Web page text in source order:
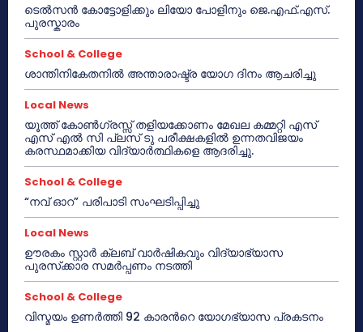
ടെൽസൻ കോട്ടോളിക്കും ലിയോ പോളിനും ജെ.എഫ്.എസ്.
പുരസ്കാരം
School & College
ശാന്തിനികേതനിൽ അന്താരാഷ്ട്ര യോഗ ദിനം ആചരിച്ചു
Local News
യൂത്ത് കോൺഗ്രസ്സ് തളിയക്കോണം മേഖല കമ്മറ്റി എസ്
എസ് എൽ സി പ്ലസ് ടു പരീക്ഷകളിൽ ഉന്നതവിജയം
കരസ്ഥമാക്കിയ വിദ്യാർത്ഥികളെ ആദരിച്ചു.
School & College
“നവ് ഓറ” പരിപാടി സംഘടിപ്പിച്ചു
Local News
ഊരകം സ്റ്റാർ ക്ലബ് വാർഷികവും വിദ്യാഭ്യാസ
പുരസ്‌ക്കാര സമർപ്പണം നടത്തി
School & College
വിസ്മയം ഉണർത്തി 92 കാരൻറെ യോഗഭ്യാസ പ്രകടനം